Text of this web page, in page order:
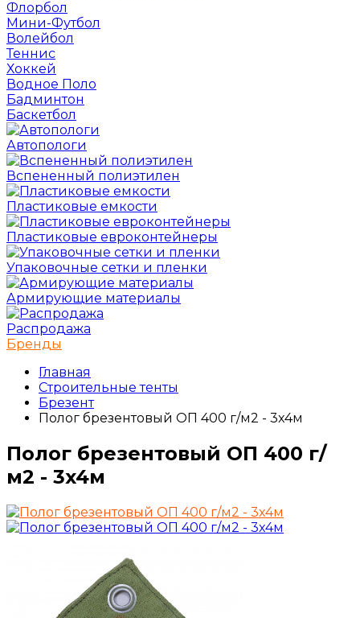
Флорбол
Мини-Футбол
Волейбол
Теннис
Хоккей
Водное Поло
Бадминтон
Баскетбол
Автопологи
Вспененный полиэтилен
Пластиковые емкости
Пластиковые евроконтейнеры
Упаковочные сетки и пленки
Армирующие материалы
Распродажа
Бренды
Главная
Строительные тенты
Брезент
Полог брезентовый ОП 400 г/м2 - 3x4м
Полог брезентовый ОП 400 г/
м2 - 3x4м